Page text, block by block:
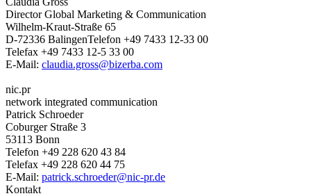
Director Global Marketing & Communication
Wilhelm-Kraut-Straße 65
D-72336 BalingenTelefon +49 7433 12-33 00
Telefax +49 7433 12-5 33 00
E-Mail: claudia.gross@bizerba.com
nic.pr
network integrated communication
Patrick Schroeder
Coburger Straße 3
53113 Bonn
Telefon +49 228 620 43 84
Telefax +49 228 620 44 75
E-Mail: patrick.schroeder@nic-pr.de
Kontakt